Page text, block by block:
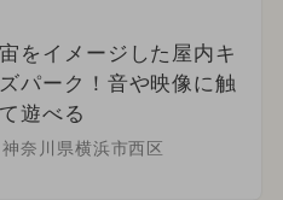
をイメージした屋内キ
パーク！音や映像に触
遊べる
神奈川県横浜市西区